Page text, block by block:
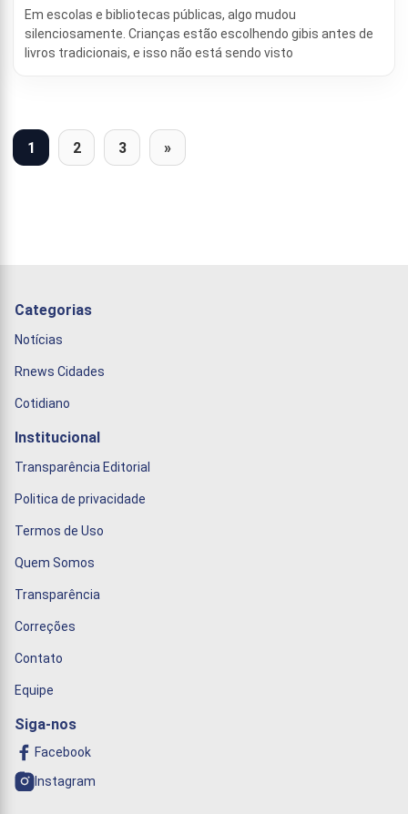
Em escolas e bibliotecas públicas, algo mudou
silenciosamente. Crianças estão escolhendo gibis antes de
livros tradicionais, e isso não está sendo visto
1 2 3 »
Categorias
Notícias
Rnews Cidades
Cotidiano
Institucional
Transparência Editorial
Politica de privacidade
Termos de Uso
Quem Somos
Transparência
Correções
Contato
Equipe
Siga-nos
Facebook
Instagram